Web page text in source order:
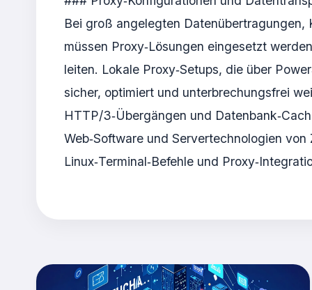
Bei groß angelegten Datenübertragungen,
müssen Proxy‑Lösungen eingesetzt
leiten. Lokale Proxy‑Setups, die über
sicher, optimiert und unterbrechungsfrei
HTTP/3‑Übergängen und
Web‑Software und Servertechnologien
Linux‑Terminal‑Befehle und